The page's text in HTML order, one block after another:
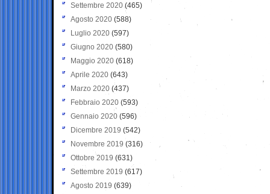
Settembre 2020(465)
Agosto 2020 (588)
Luglio 2020 (597)
Giugno 2020 (580)
Maggio 2020 (618)
Aprile 2020 (643)
Marzo 2020 (437)
Febbraio 2020 (593)
Gennaio 2020 (596)
Dicembre 2019 (542)
Novembre 2019 (316)
Ottobre 2019 (631)
Settembre 2019 (617)
Agosto 2019 (639)